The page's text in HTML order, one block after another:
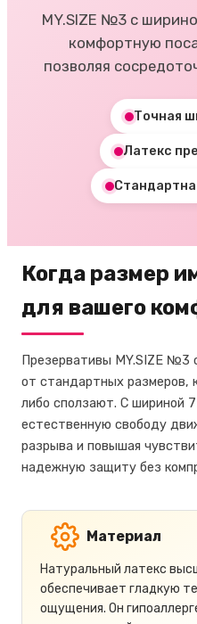
MY.SIZE №3 с
комфортную
позволяя
Точная
Латекс
Когда размер
для вашего
Презервативы MY.SIZE №3
от стандартных размеров,
либо сползают. С шириной
естественную свободу
разрыва и повышая
надежную защиту без
Материал
Натуральный латекс
обеспечивает гладкую
ощущения. Он